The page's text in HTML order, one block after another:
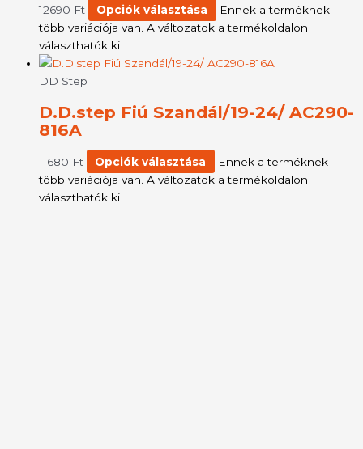
12690 Ft Opciók választása
Ennek a terméknek
több variációja van. A változatok a termékoldalon
választhatók ki
DD Step
D.D.step Fiú Szandál/19-24/ AC290-
816A
11680 Ft Opciók választása
Ennek a terméknek
több variációja van. A változatok a termékoldalon
választhatók ki